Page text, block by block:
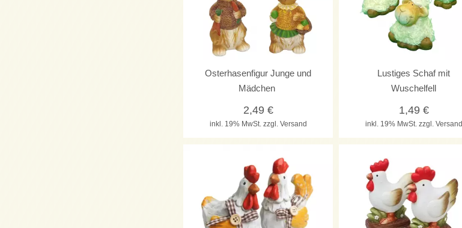
Osterhasenfigur Junge und
Mädchen
inkl. 19% MwSt. zzgl. Versand
2,49€
Lustiges Schaf mit
Wuschelfell
inkl. 19% MwSt. zzgl. Versand
1,49€